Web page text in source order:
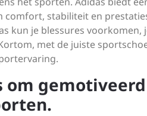
comfort, stabiliteit en
kun je blessures
met de juiste